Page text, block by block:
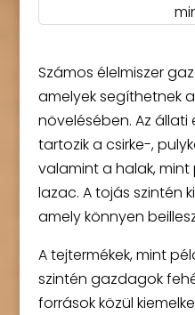
Számos élelmiszer
amelyek segíthetnek
növelésében. Az
tartozik a csirke-,
valamint a halak,
lazac. A tojás szintén
amely könnyen
A tejtermékek, mint
szintén gazdagok
források közül